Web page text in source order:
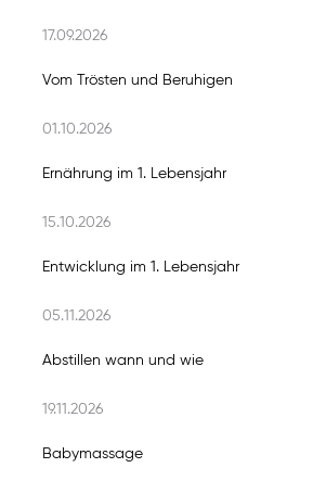
17.09.2026
Vom Trösten und Beruhigen
01.10.2026
Ernährung im 1. Lebensjahr
15.10.2026
Entwicklung im 1. Lebensjahr
05.11.2026
Abstillen wann und wie
19.11.2026
Babymassage